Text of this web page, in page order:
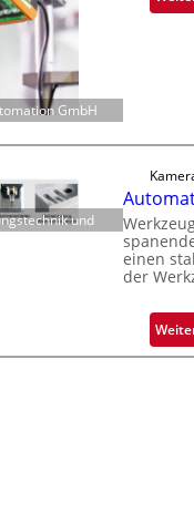
GmbH
und
einen
der